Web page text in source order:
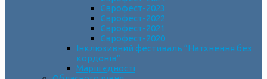
Єврофест-2023
Єврофест-2022
Єврофест-2021
Єврофест-2020
Інклюзивний фестиваль “Натхнення без
кордонів”
Марш єдності